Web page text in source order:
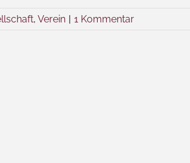
, Verein | 1 Kommentar